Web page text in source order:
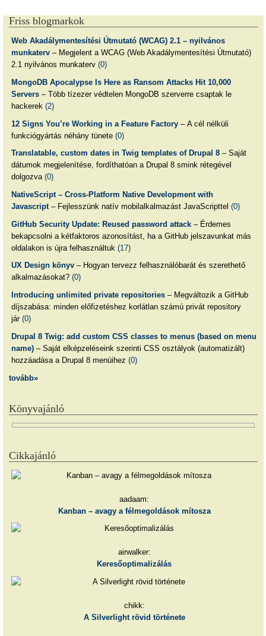
Friss blogmarkok
Web Akadálymentesítési Útmutató (WCAG) 2.1 – nyilvános
munkaterv– Megjelent a WCAG (Web Akadálymentesítési Útmutató)
2.1 nyilvános munkaterv (0)
MongoDB Apocalypse Is Here as Ransom Attacks Hit 10,000
Servers– Több tízezer védtelen MongoDB szerverre csaptak le
hackerek (2)
12 Signs You’re Working in a Feature Factory– A cél nélküli
funkciógyártás néhány tünete (0)
Translatable, custom dates in Twig templates of Drupal 8– Saját
dátumok megjelenítése, fordíthatóan a Drupal 8 smink rétegével
dolgozva (0)
NativeScript – Cross-Platform Native Development with
Javascript– Fejlesszünk natív mobilalkalmazást JavaScripttel (0)
GitHub Security Update: Reused password attack– Érdemes
bekapcsolni a kétfaktoros azonosítást, ha a GitHub jelszavunkat más
oldalakon is újra felhasználtuk (17)
UX Design könyv– Hogyan tervezz felhasználóbarát és szerethető
alkalmazásokat? (0)
Introducing unlimited private repositories– Megváltozik a GitHub
díjszabása: minden előfizetéshez korlátlan számú privát repository
jár (0)
Drupal 8 Twig: add custom CSS classes to menus (based on menu
name)– Saját elképzeléseink szerinti CSS osztályok (automatizált)
hozzáadása a Drupal 8 menüihez (0)
tovább»
Könyvajánló
Cikkajánló
aadaam:
Kanban – avagy a félmegoldások mítosza
airwalker:
Keresőoptimalizálás
chikk:
A Silverlight rövid története